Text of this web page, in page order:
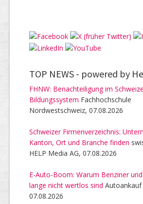
TOP NEWS - powered by
FHNW: Benachteiligung im
Bildungssystem Fachhochschule
Nordwestschweiz, 07.08.2026
Schweizer Firmenverzeichnis:
Kanton, Ort und Branche finden
HELP Media AG, 07.08.2026
E-Auto-Boom: Warum Benziner
lange nicht wertlos sind Autoankauf
07.08.2026